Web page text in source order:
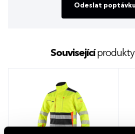
Odeslat poptávku
Souvisejícíprodukty